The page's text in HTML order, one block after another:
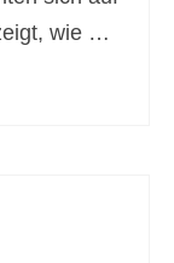
wie …